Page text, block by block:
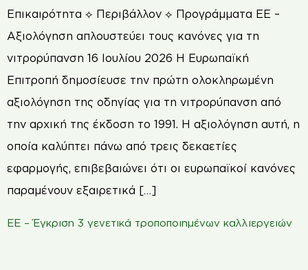
Επικαιρότητα ⟡ Περιβάλλον ⟡ Προγράμματα ΕΕ –
Αξιολόγηση απλουστεύει τους κανόνες για τη
νιτρορύπανση 16 Ιουλίου 2026 Η Ευρωπαϊκή
Επιτροπή δημοσίευσε την πρώτη ολοκληρωμένη
αξιολόγηση της οδηγίας για τη νιτρορύπανση από
την αρχική της έκδοση το 1991. Η αξιολόγηση αυτή, η
οποία καλύπτει πάνω από τρεις δεκαετίες
εφαρμογής, επιβεβαιώνει ότι οι ευρωπαϊκοί κανόνες
παραμένουν εξαιρετικά […]
ΕΕ – Έγκριση 3 γενετικά τροποποιημένων καλλιεργειών